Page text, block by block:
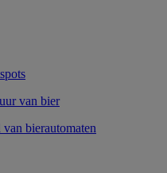
van bier
bierautomaten